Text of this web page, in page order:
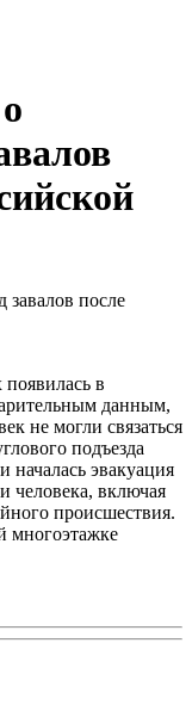
в
данным,
не могли связаться
подъезда
началась эвакуация
человека, включая
происшествия.
многоэтажке